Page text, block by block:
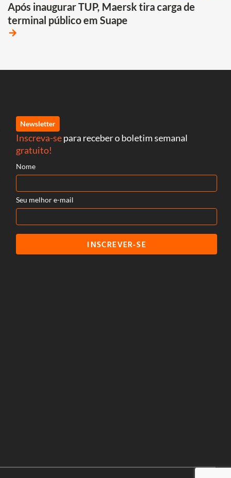
Após inaugurar TUP, Maersk tira carga de
terminal público em Suape
arrow_forward
Newsletter
Inscreva-separa receber o boletim semanal
gratuito!
Nome
Seu melhor e-mail
INSCREVER-SE